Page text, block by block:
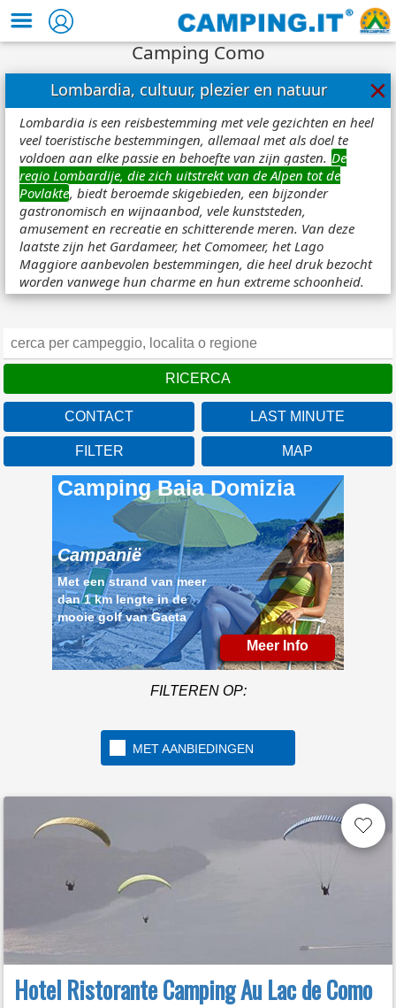
Camping Como
Lombardia, cultuur, plezier en natuur ×
Lombardia is een reisbestemming met vele gezichten en heel
veel toeristische bestemmingen, allemaal met als doel te
voldoen aan elke passie en behoefte van zijn gasten. De
regio Lombardije, die zich uitstrekt van de Alpen tot de
Povlakte, biedt beroemde skigebieden, een bijzonder
gastronomisch en wijnaanbod, vele kunststeden,
amusement en recreatie en schitterende meren. Van deze
laatste zijn het Gardameer, het Comomeer, het Lago
Maggiore aanbevolen bestemmingen, die heel druk bezocht
worden vanwege hun charme en hun extreme schoonheid.
CONTACT LAST MINUTE
FILTER MAP
Camping Baia Domizia
Campanië
Met een strand van meer
dan 1 km lengte in de
mooie golf van Gaeta
Meer Info
FILTEREN OP:
MET AANBIEDINGEN
Hotel Ristorante Camping Au Lac de Como